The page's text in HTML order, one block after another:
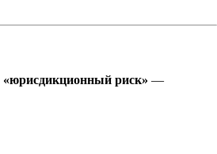
«юрисдикционный риск» —